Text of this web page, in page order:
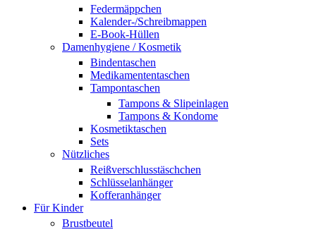
Federmäppchen
Kalender-/Schreibmappen
E-Book-Hüllen
Damenhygiene / Kosmetik
Bindentaschen
Medikamententaschen
Tampontaschen
Tampons & Slipeinlagen
Tampons & Kondome
Kosmetiktaschen
Sets
Nützliches
Reißverschlusstäschchen
Schlüsselanhänger
Kofferanhänger
Für Kinder
Brustbeutel